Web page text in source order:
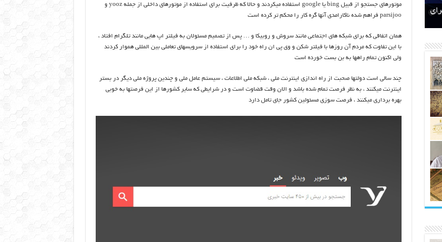
موتورهای جستجو از قبیل bing یا google استفاده میکردند و حالا که ظرفیت برای استفاده از موتورهای داخلی از جمله yooz و
parsijoo فراهم شده ناکارامدی آنها گره کار را محکم تر کرده است
همان اتفاقی که برای شبکه های اجتماعی مانند سروش و روبیکا و … پس از تصمیم مسئولان به فیلتر اپ هایی مانند تلگرام افتاد ،
با این تفاوت که مردم آن روزها با فیلتر شکن و وی پی ان راه خود را برای استفاده از سرویسهای تعاملی بین المللی هموار کردند
ولی اکنون تمام راهها به بن بست خورده است
چند سالی است دولتها صحبت از راه اندازی اینترنت ملی ، شبکه ملی اطلاعات ، سیستم عامل ملی و چندین پروژه ملی دیگر در بستر
اینترنت میکنند ، به نظر فرصت تمام شده باشد و الان وقت قضاوت است و در شرایطی که سایر کشورها از این فرصتها به خوبی
بهره برداری میکنند ، فرصت سوزی مسئولین کشور جای تامل دارد
مالکان اراضی شاهنامه ۳۵